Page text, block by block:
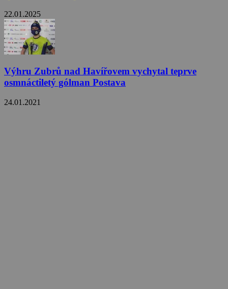
22.01.2025
Výhru Zubrů nad Havířovem vychytal teprve
osmnáctiletý gólman Postava
24.01.2021